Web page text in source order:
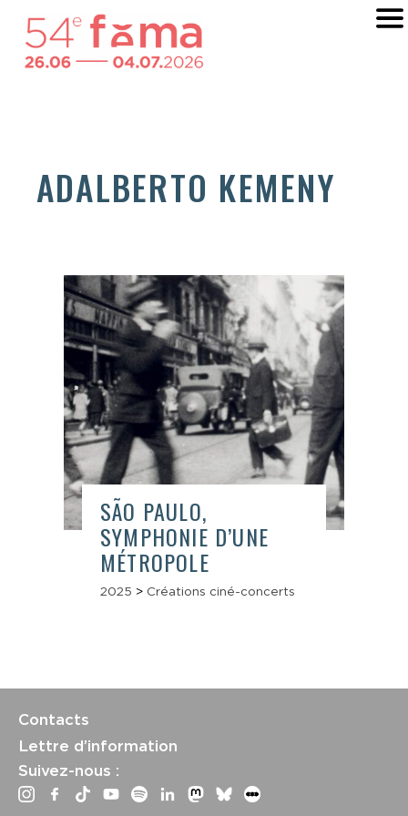
ADALBERTO KEMENY
SÃO PAULO,
SYMPHONIE D’UNE
MÉTROPOLE
2025 > Créations ciné-concerts
Contacts
Lettre d’information
Suivez-nous :